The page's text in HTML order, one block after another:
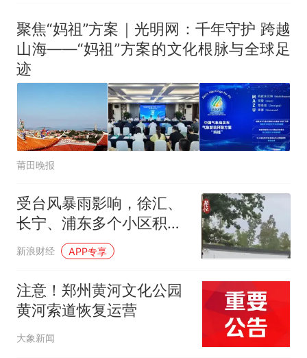
聚焦“妈祖”方案｜光明网：千年守护 跨越
山海——“妈祖”方案的文化根脉与全球足
迹
莆田晚报
受台风暴雨影响，徐汇、
长宁、浦东多个小区积
水！相关各方排水抢险
新浪财经 APP专享
注意！郑州黄河文化公园
黄河索道恢复运营
大象新闻